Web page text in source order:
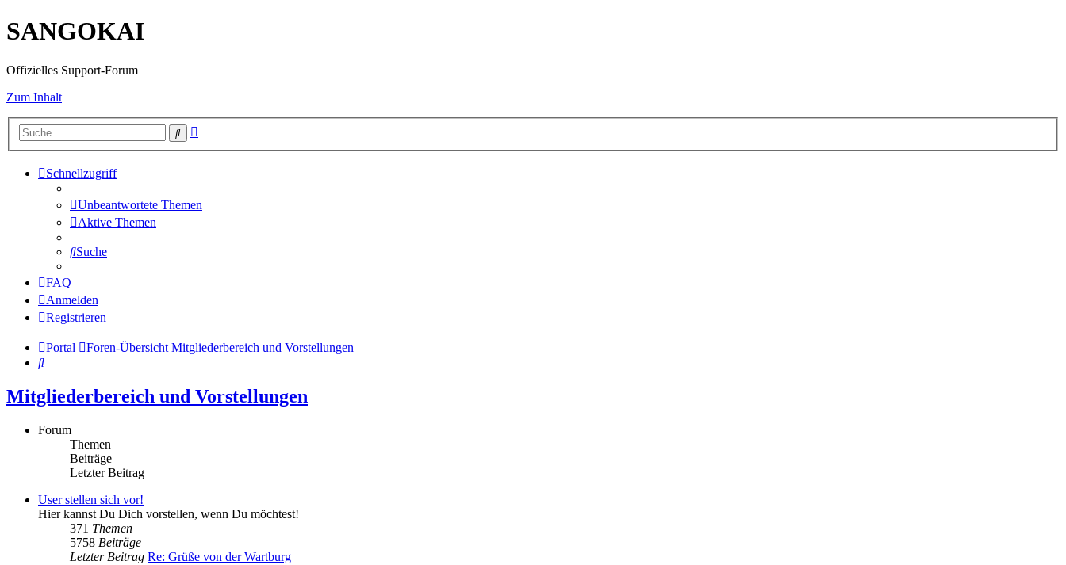
SANGOKAI
Offizielles Support-Forum
Zum Inhalt
Suche
Schnellzugriff
Unbeantwortete Themen
Aktive Themen
Suche
FAQ
Anmelden
Registrieren
Portal Foren-Übersicht Mitgliederbereich und Vorstellungen
Suche
Mitgliederbereich und Vorstellungen
Forum
Themen
Beiträge
Letzter Beitrag
User stellen sich vor!
Hier kannst Du Dich vorstellen, wenn Du möchtest!
371 Themen
5758 Beiträge
Letzter Beitrag Re: Grüße von der Wartburg